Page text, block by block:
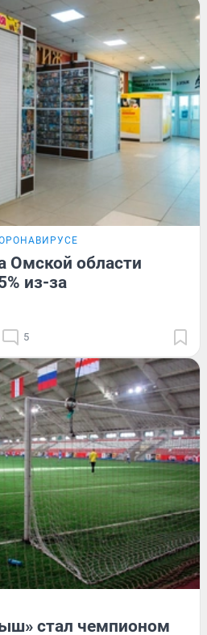
области
из-за
5
стал чемпионом